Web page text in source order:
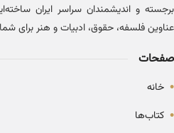
برجسته و اندیشمندان سراسر ایران
عناوین فلسفه، حقوق، ادبیات و هنر برای
صفحات
• خانه
• کتاب‌ها